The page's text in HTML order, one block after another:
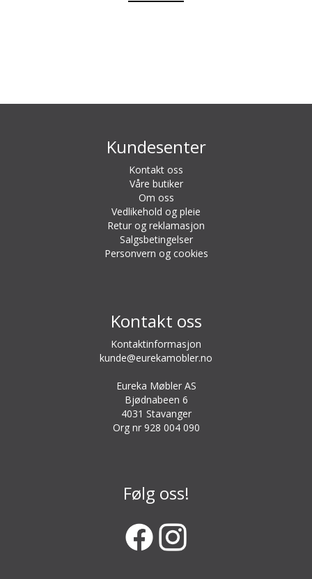
Kundesenter
Kontakt oss
Våre butiker
Om oss
Vedlikehold og pleie
Retur og reklamasjon
Salgsbetingelser
Personvern og cookies
Kontakt oss
Kontaktinformasjon
kunde@eurekamobler.no
Eureka Møbler AS
Bjødnabeen 6
4031 Stavanger
Org nr 928 004 090
Følg oss!